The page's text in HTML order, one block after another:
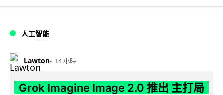
人工智能
Lawton 14 小時
Grok Imagine Image 2.0 推出 主打局